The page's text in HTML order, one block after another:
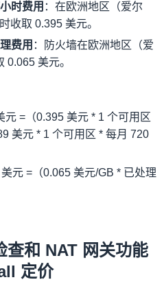
时费用 ：在欧洲地区（爱尔
收取 0.395 美元。
费用 ：防火墙在欧洲地区（爱
0.065 美元。
=（0.395 美元 * 1 个可用区
美元 * 1 个可用区 * 每月 720
元 =（0.065 美元/GB * 已处理
查和 NAT 网关功能
定价